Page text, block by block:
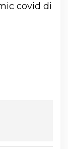
covid di